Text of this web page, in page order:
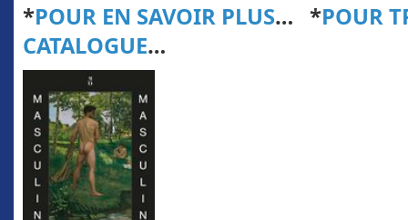
*POUR EN SAVOIR PLUS… *POUR
CATALOGUE…